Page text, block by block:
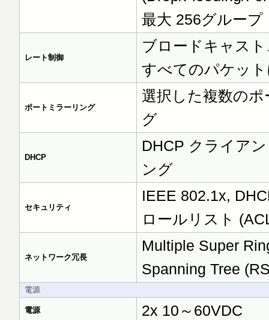
最大 256グループ
レート制御
ブロードキャス
すべてのパケッ
ポートミラーリング
選択した複数の
グ
DHCP
DHCP クライア
ング
セキュリティ
IEEE 802.1x,
ロールリスト
ネットワーク冗長
Multiple Super
Spanning Tree
電源
電源 2x 10～60VDC